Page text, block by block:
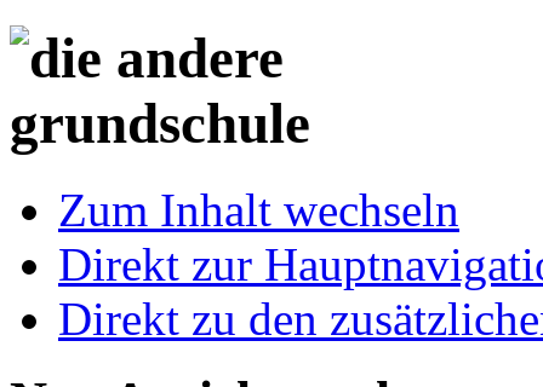
Zum Inhalt wechseln
Direkt zur
Direkt zu den